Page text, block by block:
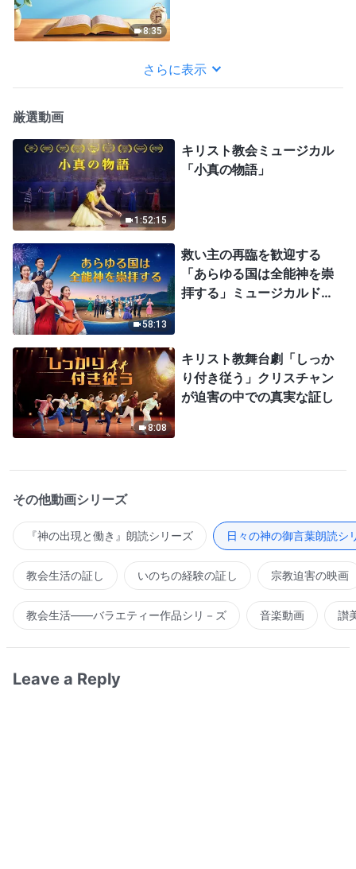
8:35
さらに表示
厳選動画
1:52:15
キリスト教会ミュージカル
「小真の物語」
58:13
救い主の再臨を歓迎する
「あらゆる国は全能神を崇
拝する」ミュージカルドラ
8:08
キリスト教舞台劇「しっか
り付き従う」クリスチャン
が迫害の中での真実な証し
その他動画シリーズ
『神の出現と働き』朗読シリーズ 日々の神の御言葉朗読シ
教会生活の証し いのちの経験の証し 宗教迫害の映画
教会生活――バラエティー作品シリ－ズ 音楽動画 讃
Leave a Reply